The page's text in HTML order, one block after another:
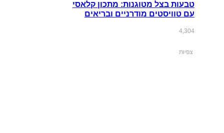
טבעות בצל מטוגנות: מתכון קלאסי
עם טוויסטים מודרניים ובריאים
4,304
צפיות